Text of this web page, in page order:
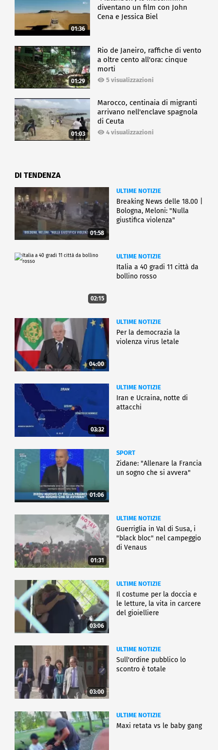
01:36
diventano un film con John
Cena e Jessica Biel
01:29
Rio de Janeiro, raffiche di vento
a oltre cento all'ora: cinque
morti
5 visualizzazioni
01:03
Marocco, centinaia di migranti
arrivano nell'enclave spagnola
di Ceuta
4 visualizzazioni
DI TENDENZA
01:58
ULTIME NOTIZIE
Breaking News delle 18.00 |
Bologna, Meloni: "Nulla
giustifica violenza"
02:15
ULTIME NOTIZIE
Italia a 40 gradi 11 città da
bollino rosso
04:00
ULTIME NOTIZIE
Per la democrazia la
violenza virus letale
03:32
ULTIME NOTIZIE
Iran e Ucraina, notte di
attacchi
01:06
SPORT
Zidane: "Allenare la Francia
un sogno che si avvera"
01:31
ULTIME NOTIZIE
Guerriglia in Val di Susa, i
"black bloc" nel campeggio
di Venaus
03:06
ULTIME NOTIZIE
Il costume per la doccia e
le letture, la vita in carcere
del gioielliere
03:00
ULTIME NOTIZIE
Sull'ordine pubblico lo
scontro è totale
ULTIME NOTIZIE
Maxi retata vs le baby gang